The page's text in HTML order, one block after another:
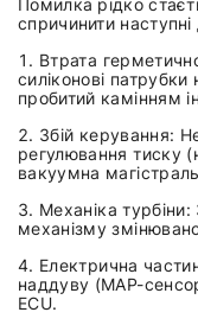
спричинити
Втрата
силіконові
пробитий камінням
Збій керування:
регулювання тиску
вакуумна
Механіка
механізму
Електрична
наддуву (MAP-
ECU.